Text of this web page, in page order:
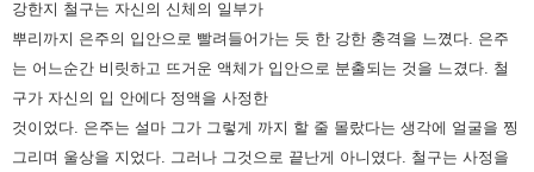
강한지 철구는 자신의 신체의 일부가
뿌리까지 은주의 입안으로 빨려들어가는 듯 한 강한 충격을 느꼈다. 은주
는 어느순간 비릿하고 뜨거운 액체가 입안으로 분출되는 것을 느겼다. 철
구가 자신의 입 안에다 정액을 사정한
것이었다. 은주는 설마 그가 그렇게 까지 할 줄 몰랐다는 생각에 얼굴을 찡
그리며 울상을 지었다. 그러나 그것으로 끝난게 아니였다. 철구는 사정을